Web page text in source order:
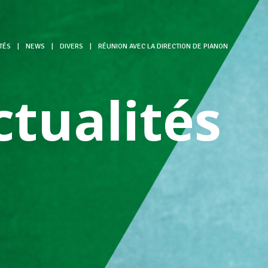
NEWS DIVERS RÉUNION AVEC LA DIRECTION DE PIANON